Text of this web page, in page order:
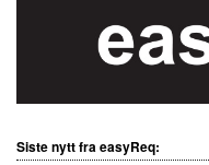
Siste nytt fra easyReq: